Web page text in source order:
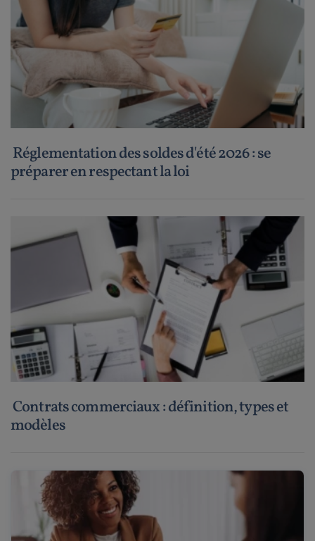
Réglementation des soldes d'été 2026 : se
préparer en respectant la loi
Contrats commerciaux : définition, types et
modèles